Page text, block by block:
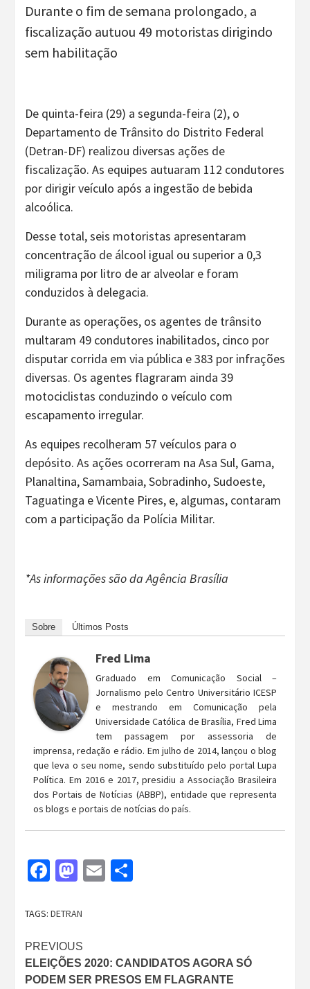
Durante o fim de semana prolongado, a
fiscalização autuou 49 motoristas dirigindo
sem habilitação
De quinta-feira (29) a segunda-feira (2), o
Departamento de Trânsito do Distrito Federal
(Detran-DF) realizou diversas ações de
fiscalização. As equipes autuaram 112 condutores
por dirigir veículo após a ingestão de bebida
alcoólica.
Desse total, seis motoristas apresentaram
concentração de álcool igual ou superior a 0,3
miligrama por litro de ar alveolar e foram
conduzidos à delegacia.
Durante as operações, os agentes de trânsito
multaram 49 condutores inabilitados, cinco por
disputar corrida em via pública e 383 por infrações
diversas. Os agentes flagraram ainda 39
motociclistas conduzindo o veículo com
escapamento irregular.
As equipes recolheram 57 veículos para o
depósito. As ações ocorreram na Asa Sul, Gama,
Planaltina, Samambaia, Sobradinho, Sudoeste,
Taguatinga e Vicente Pires, e, algumas, contaram
com a participação da Polícia Militar.
*As informações são da Agência Brasília
Sobre Últimos Posts
Fred Lima
Graduado em Comunicação Social –
Jornalismo pelo Centro Universitário ICESP
e mestrando em Comunicação pela
Universidade Católica de Brasília, Fred Lima
tem passagem por assessoria de
imprensa, redação e rádio. Em julho de 2014, lançou o blog
que leva o seu nome, sendo substituído pelo portal Lupa
Política. Em 2016 e 2017, presidiu a Associação Brasileira
dos Portais de Notícias (ABBP), entidade que representa
os blogs e portais de notícias do país.
Facebook
Mastodon
Email
TAGS: DETRAN
Continue
Reading
PREVIOUS
ELEIÇÕES 2020: CANDIDATOS AGORA SÓ
PODEM SER PRESOS EM FLAGRANTE